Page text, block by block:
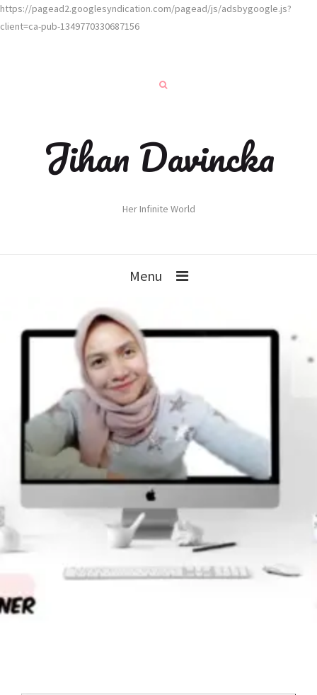
https://pagead2.googlesyndication.com/pagead/js/adsbygoogle.js?
client=ca-pub-1349770330687156
Jihan Davincka
Her Infinite World
Menu